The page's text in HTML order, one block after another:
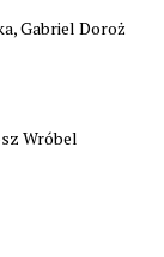
Gabriel Doroż
Wróbel